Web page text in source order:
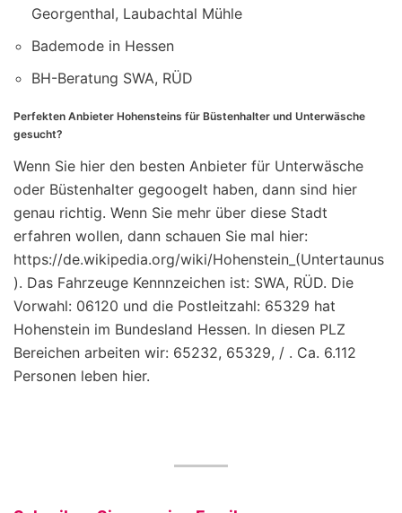
Georgenthal, Laubachtal Mühle
Bademode in Hessen
BH-Beratung SWA, RÜD
Perfekten Anbieter Hohensteins für Büstenhalter und Unterwäsche
gesucht?
Wenn Sie hier den besten Anbieter für Unterwäsche
oder Büstenhalter gegoogelt haben, dann sind hier
genau richtig. Wenn Sie mehr über diese Stadt
erfahren wollen, dann schauen Sie mal hier:
https://de.wikipedia.org/wiki/Hohenstein_(Untertaunus
). Das Fahrzeuge Kennnzeichen ist: SWA, RÜD. Die
Vorwahl: 06120 und die Postleitzahl: 65329 hat
Hohenstein im Bundesland Hessen. In diesen PLZ
Bereichen arbeiten wir: 65232, 65329, / . Ca. 6.112
Personen leben hier.